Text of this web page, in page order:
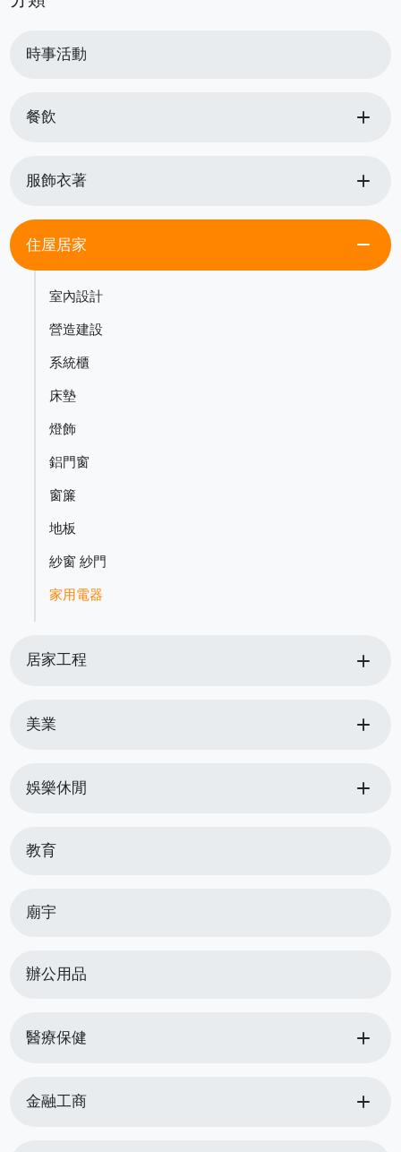
時事活動
餐飲 add
服飾衣著 add
住屋居家 remove
室內設計
營造建設
系統櫃
床墊
燈飾
鋁門窗
窗簾
地板
紗窗 紗門
家用電器
居家工程 add
美業 add
娛樂休閒 add
教育
廟宇
辦公用品
醫療保健 add
金融工商 add